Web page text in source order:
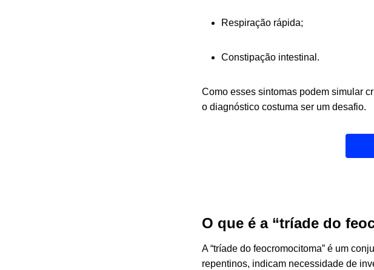
Respiração rápida;
Constipação intestinal.
Como esses sintomas podem simular
o diagnóstico costuma ser um desafio.
O que é a “tríade do
A “tríade do feocromocitoma” é um
repentinos, indicam necessidade de